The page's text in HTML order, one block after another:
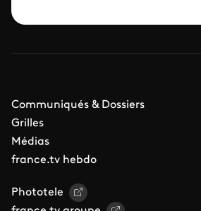
Communiqués & Dossiers
Grilles
Médias
france.tv hebdo
Phototele